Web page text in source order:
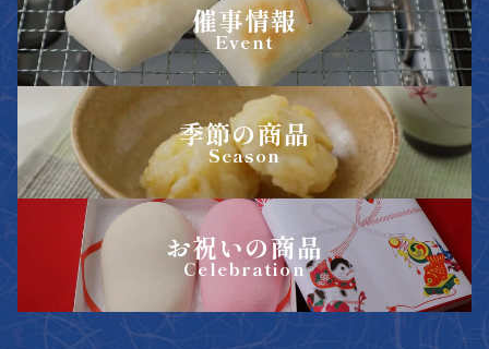
催事情報
Event
季節の商品
Season
お祝いの商品
Celebration